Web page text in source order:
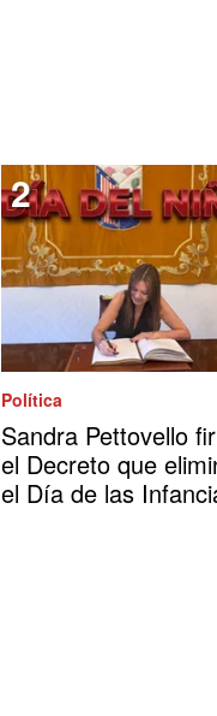
Política
Sandra Pettovello
el Decreto que
el Día de las